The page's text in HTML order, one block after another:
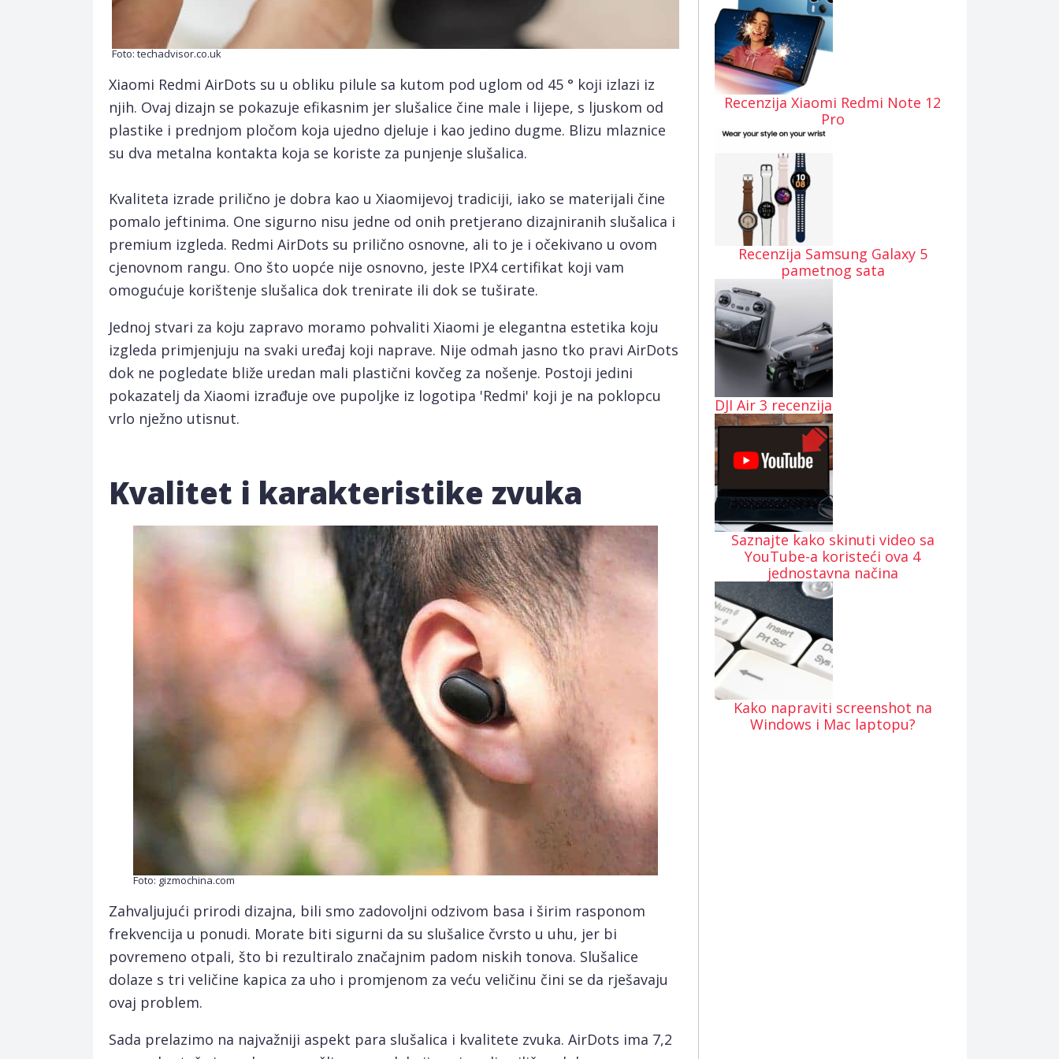
Foto: techadvisor.co.uk
Xiaomi Redmi AirDots su u obliku pilule sa kutom pod uglom od 45 ° koji izlazi iz
njih. Ovaj dizajn se pokazuje efikasnim jer slušalice čine male i lijepe, s ljuskom od
plastike i prednjom pločom koja ujedno djeluje i kao jedino dugme. Blizu mlaznice
su dva metalna kontakta koja se koriste za punjenje slušalica.
Kvaliteta izrade prilično je dobra kao u Xiaomijevoj tradiciji, iako se materijali čine
pomalo jeftinima. One sigurno nisu jedne od onih pretjerano dizajniranih slušalica i
premium izgleda. Redmi AirDots su prilično osnovne, ali to je i očekivano u ovom
cjenovnom rangu. Ono što uopće nije osnovno, jeste IPX4 certifikat koji vam
omogućuje korištenje slušalica dok trenirate ili dok se tuširate.
Jednoj stvari za koju zapravo moramo pohvaliti Xiaomi je elegantna estetika koju
izgleda primjenjuju na svaki uređaj koji naprave. Nije odmah jasno tko pravi AirDots
dok ne pogledate bliže uredan mali plastični kovčeg za nošenje. Postoji jedini
pokazatelj da Xiaomi izrađuje ove pupoljke iz logotipa 'Redmi' koji je na poklopcu
vrlo nježno utisnut.
Kvalitet i karakteristike zvuka
Foto: gizmochina.com
Zahvaljujući prirodi dizajna, bili smo zadovoljni odzivom basa i širim rasponom
frekvencija u ponudi. Morate biti sigurni da su slušalice čvrsto u uhu, jer bi
povremeno otpali, što bi rezultiralo značajnim padom niskih tonova. Slušalice
dolaze s tri veličine kapica za uho i promjenom za veću veličinu čini se da rješavaju
ovaj problem.
Sada prelazimo na najvažniji aspekt para slušalica i kvalitete zvuka. AirDots ima 7,2
Recenzija Xiaomi Redmi Note 12
Pro
Recenzija Samsung Galaxy 5
pametnog sata
DJI Air 3 recenzija
Saznajte kako skinuti video sa
YouTube-a koristeći ova 4
jednostavna načina
Kako napraviti screenshot na
Windows i Mac laptopu?